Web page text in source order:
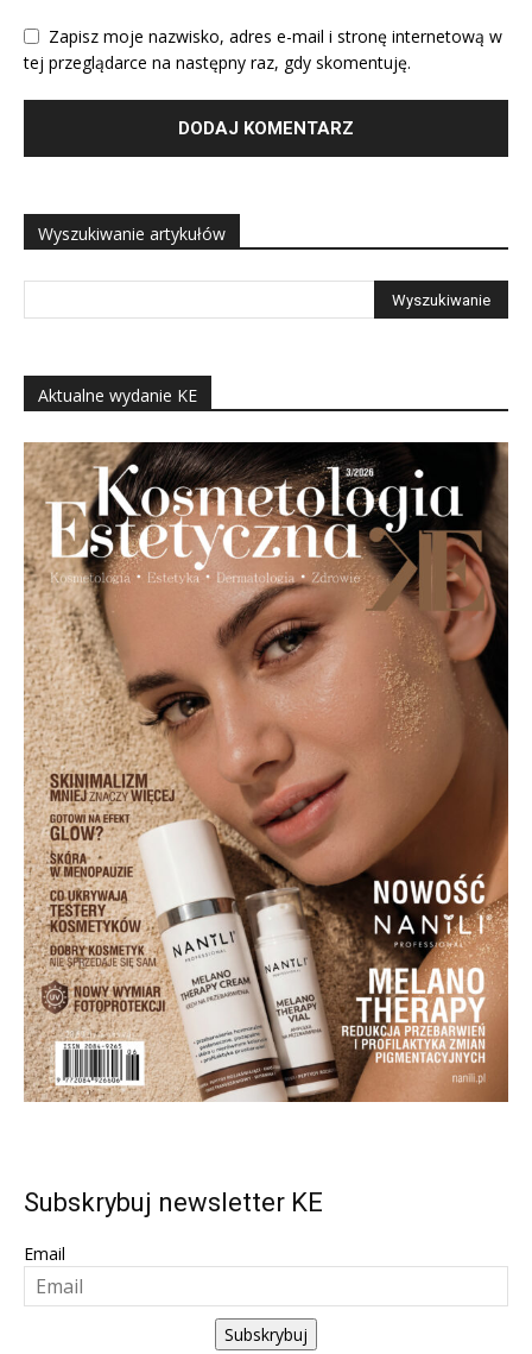
Zapisz moje nazwisko, adres e-mail i stronę internetową w
tej przeglądarce na następny raz, gdy skomentuję.
Wyszukiwanie artykułów
Aktualne wydanie KE
Subskrybuj newsletter KE
Email
Subskrybuj